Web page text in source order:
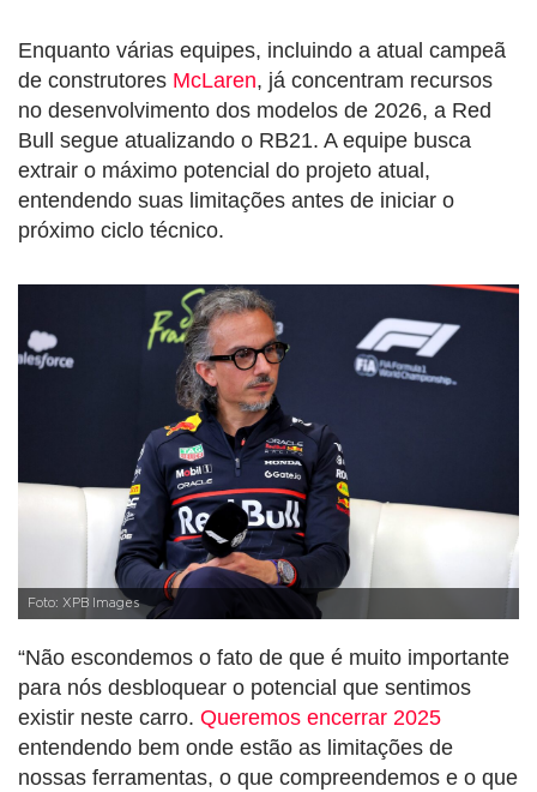
Enquanto várias equipes, incluindo a atual campeã
de construtores McLaren, já concentram recursos
no desenvolvimento dos modelos de 2026, a Red
Bull segue atualizando o RB21. A equipe busca
extrair o máximo potencial do projeto atual,
entendendo suas limitações antes de iniciar o
próximo ciclo técnico.
Foto: XPB Images
“Não escondemos o fato de que é muito importante
para nós desbloquear o potencial que sentimos
existir neste carro. Queremos encerrar 2025
entendendo bem onde estão as limitações de
nossas ferramentas, o que compreendemos e o que